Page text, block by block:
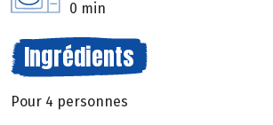
0 min
Ingrédients
Pour 4 personnes